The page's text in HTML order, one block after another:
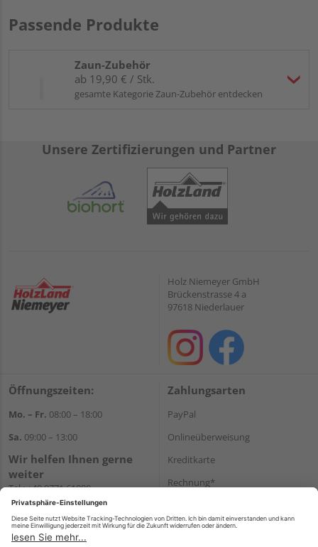
Passende Produkte
Zaun-Zubehör
ab 19,90 € / Stk.
gesamte Kategorie Zaun-Zubehör entdecken
Unsere Zertifizierungen und Partner
Holz Niemeyer GmbH
Brückenstrasse 4 a
97618 Niederlauer
Öffnungszeiten:
Mo. – Fr. 08:00 – 18:00
Sa. 09:00 – 13:00
Wir helfen Ihnen gerne
weiter
Tel.:+49 9771 61880
E-Mail:info@holzland-
niemeyer.de
Zahlungsarten
PayPal
Onlineüberweisung
Kreditkarte
Rechnung*
Versand